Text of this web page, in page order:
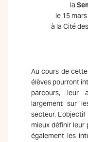
la
le 15
à la Cité
Au cours de
élèves pourront
parcours, leur
largement sur
secteur.
mieux définir leur
également les